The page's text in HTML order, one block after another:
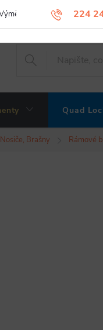
224
vrácení a reklamace
Quad
Nosiče, Brašny Rámové